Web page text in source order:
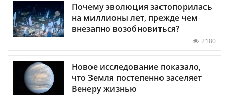
Почему эволюция застопорилась
на миллионы лет, прежде чем
внезапно возобновиться?
2180
Новое исследование показало,
что Земля постепенно заселяет
Венеру жизнью